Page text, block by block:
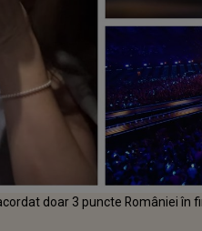
doar 3 puncte României în